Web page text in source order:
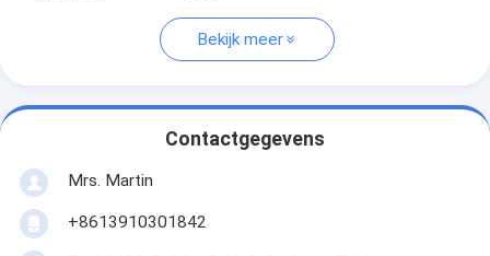
Bekijk meer
Contactgegevens
Mrs. Martin
+8613910301842